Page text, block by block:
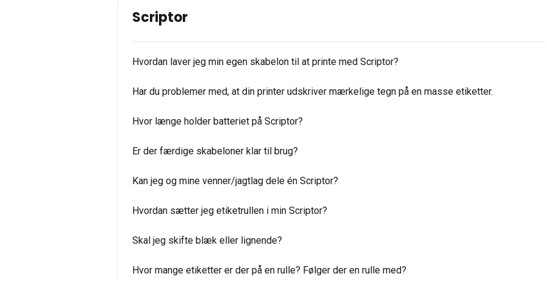
Scriptor
Hvordan laver jeg min egen skabelon til at printe med Scriptor?
Har du problemer med, at din printer udskriver mærkelige tegn på en masse etiketter.
Hvor længe holder batteriet på Scriptor?
Er der færdige skabeloner klar til brug?
Kan jeg og mine venner/jagtlag dele én Scriptor?
Hvordan sætter jeg etiketrullen i min Scriptor?
Skal jeg skifte blæk eller lignende?
Hvor mange etiketter er der på en rulle? Følger der en rulle med?